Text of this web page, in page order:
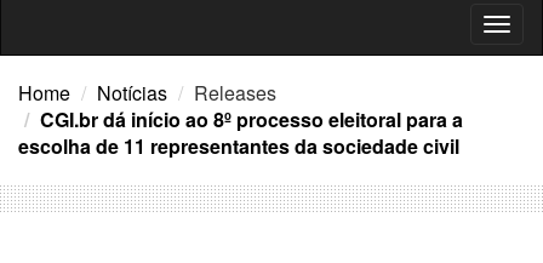
Home Notícias
Releases
CGI.br dá início ao 8º processo eleitoral para a
escolha de 11 representantes da sociedade civil